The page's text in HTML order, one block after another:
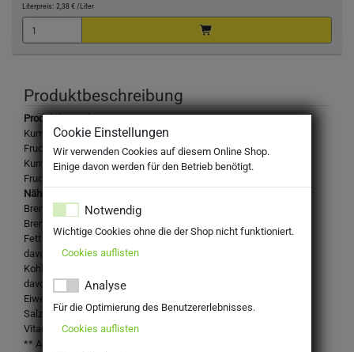
Literpreis: 2,38 € /Liter
Produktbeschreibung
Produktbezeichnung:
Kumpf Sanft wie Seide Orange, Vitaminfruchtsaft aus
Fruchtsaftkonzentrat
Kumpf "Sanft wie Seide" Produkte haben 25% bis 40% weniger
Fruchtsäure als herkömmliche Säfte dieser Art.
Nährwertangaben je 100ml:
Brennwert [kJ]: 204
Brennwert [kcal]: 49
Fett [g]: < 0,5
davon gesättigte Fettsäuren [g]: < 0,1
Kohlenhydrate [g]: 10
davon Zucker [g]: 10
Eiweiß [g]: 0,8
Salz [g]: < 0,01
Vitamin C [mg]: 20 (25%**)
** Anteil des empfohlenen Tagesbedarfs
Cookie Einstellungen
Wir verwenden Cookies auf diesem Online Shop.
Einige davon werden für den Betrieb benötigt.
Notwendig
Wichtige Cookies ohne die der Shop nicht funktioniert.
Cookies auflisten
Analyse
Für die Optimierung des Benutzererlebnisses.
Cookies auflisten